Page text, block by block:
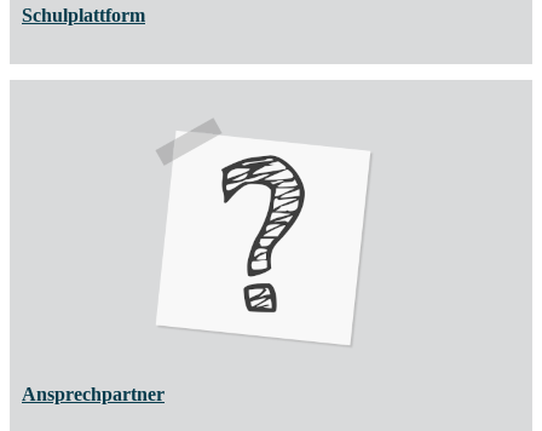
Schulplattform
Ansprechpartner